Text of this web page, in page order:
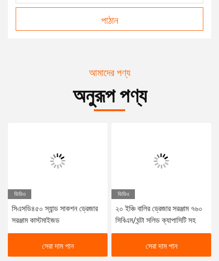
পাঠান
আমাদের পণ্য
অনুরূপ পণ্য
ভিডিও
সিএসডি৪৫০ স্যান্ড সাকশন ড্রেজার
সরঞ্জাম কাস্টমাইজড
সেরা দাম পান
ভিডিও
২০ ইঞ্চি বালির ড্রেজার সরঞ্জাম ৭৬০
সিবিএম/ঘন্টা সলিড ক্যাপাসিটি সহ
সেরা দাম পান